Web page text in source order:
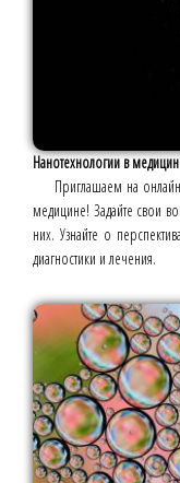
Нанотехнологии в
Приглашаем на
медицине! Задайте свои
них. Узнайте о
диагностики и лечения.